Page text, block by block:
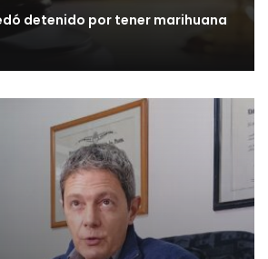
detenido por tener marihuana